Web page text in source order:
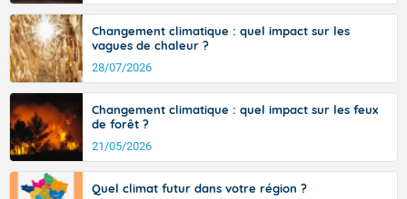
Changement climatique : quel impact sur les
vagues de chaleur ?
28/07/2026
Changement climatique : quel impact sur les feux
de forêt ?
21/05/2026
Quel climat futur dans votre région ?